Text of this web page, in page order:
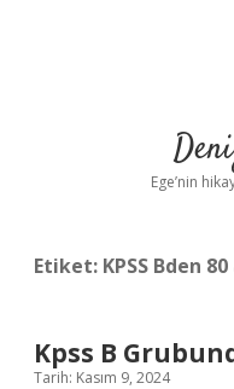
Ege’nin
Etiket: KPSS Bden
Kpss B
Tarih: Kasım 9, 2024